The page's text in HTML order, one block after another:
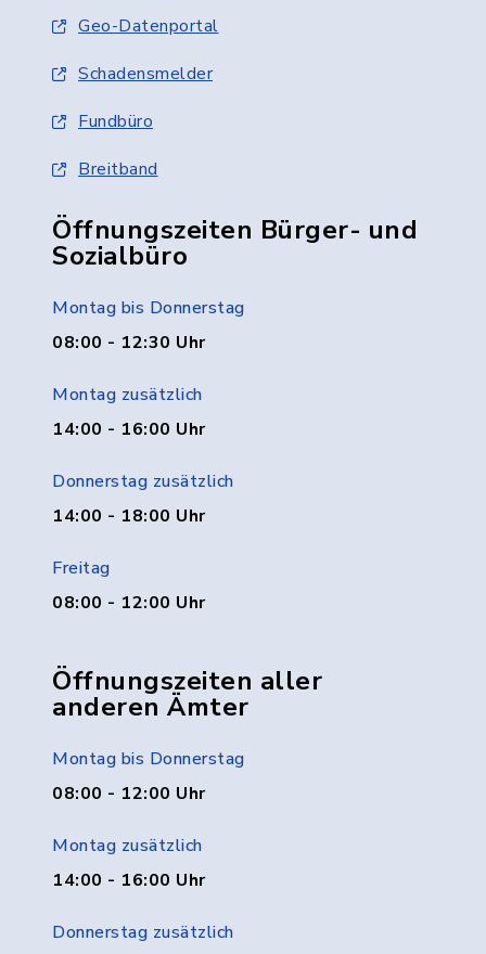
Geo-Datenportal
Schadensmelder
Fundbüro
Breitband
Öffnungszeiten Bürger- und
Sozialbüro
Montag bis Donnerstag
08:00 - 12:30 Uhr
Montag zusätzlich
14:00 - 16:00 Uhr
Donnerstag zusätzlich
14:00 - 18:00 Uhr
Freitag
08:00 - 12:00 Uhr
Öffnungszeiten aller
anderen Ämter
Montag bis Donnerstag
08:00 - 12:00 Uhr
Montag zusätzlich
14:00 - 16:00 Uhr
Donnerstag zusätzlich